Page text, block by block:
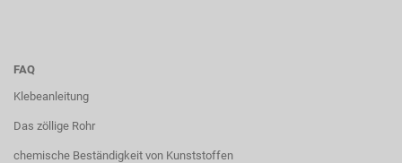
FAQ
Klebeanleitung
Das zöllige Rohr
chemische Beständigkeit von Kunststoffen